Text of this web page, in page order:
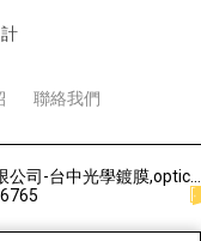
聯絡我們